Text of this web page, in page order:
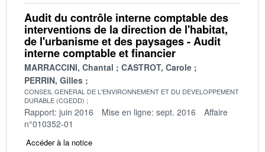
Audit du contrôle interne comptable des
interventions de la direction de l'habitat,
de l'urbanisme et des paysages - Audit
interne comptable et financier
MARRACCINI, Chantal
CASTROT, Carole
PERRIN, Gilles
CONSEIL GENERAL DE L'ENVIRONNEMENT ET DU DEVELOPPEMENT
DURABLE (CGEDD)
Rapport: juin 2016 Mise en ligne: sept. 2016
Affaire
n°010352-01
Accéder à la notice